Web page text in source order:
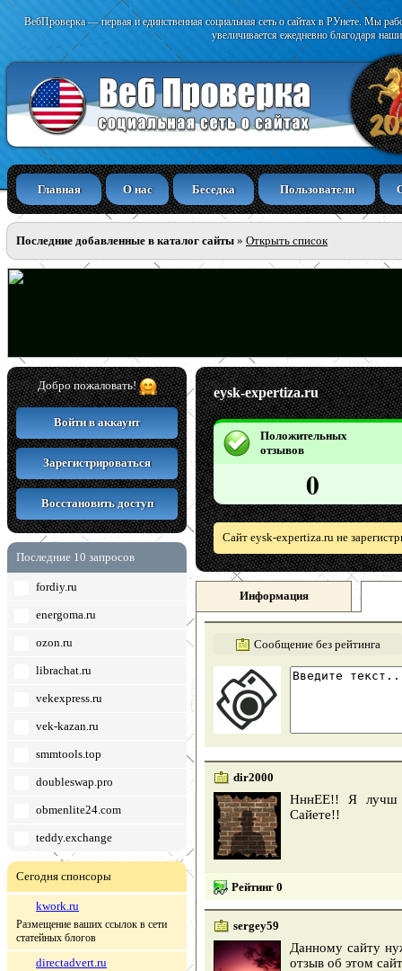
ВебПроверка — первая и единственная социальная сеть о сайтах в РУнете. Мы
увеличивается ежедневно благодаря
Главная О нас Беседка Пользователи
Последние добавленные в каталог сайты » Открыть список
Добро пожаловать!
Войти в аккаунт
Зарегистрироваться
Восстановить доступ
Последние 10 запросов
fordiy.ru
energoma.ru
ozon.ru
librachat.ru
vekexpress.ru
vek-kazan.ru
smmtools.top
doubleswap.pro
obmenlite24.com
teddy.exchange
Сегодня спонсоры
kwork.ru
Размещение ваших ссылок в сети
статейных блогов
directadvert.ru
eysk-expertiza.ru
Положительных
отзывов
0
Сайт eysk-expertiza.ru не
Информация
Сообщение без рейтинга
dir2000
НннЕЕ!! Я лучш
Сайете!!
Рейтинг 0
sergey59
Данному сайту
отзыв об этом